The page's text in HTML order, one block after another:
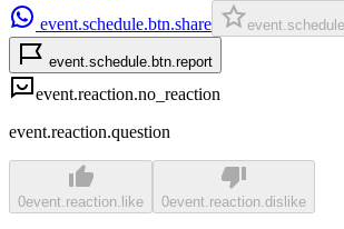
event.schedule.btn.share
event.schedule.btn.report
event.reaction.no_reaction
event.reaction.question
0event.reaction.like 0event.reaction.dislike